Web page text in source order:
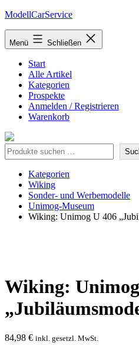
Zum
springen
ModellCarService
Menü Schließen
Start
Alle Artikel
Kategorien
Prospekte
Anmelden / Registrieren
Warenkorb
Suche
Kategorien
Wiking
Sonder- und Werbemodelle
Unimog-Museum
Wiking: Unimog U 406
Wiking:
84,98 € inkl. gesetzl. MwSt.